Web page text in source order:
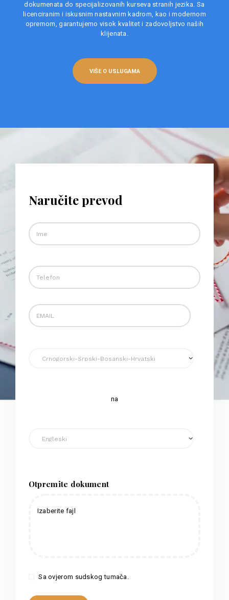
dokumenata do specijalizovanih kurseva stranih jezika. Sa
licenciranim i iskusnim nastavnim kadrom, kao i modernom
opremom, garantujemo visok kvalitet i zadovoljstvo naših
klijenata.
VIŠE O USLUGAMA
Naručite prevod
na
Otpremite dokument
Izaberite fajl
Sa ovjerom sudskog tumača.